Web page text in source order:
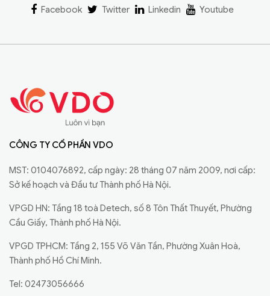
Facebook Twitter Linkedin Youtube
CÔNG TY CỔ PHẦN VDO
MST: 0104076892, cấp ngày: 28 tháng 07 năm 2009, nơi cấp:
Sở kế hoạch và Đầu tư Thành phố Hà Nội.
VPGD HN: Tầng 18 toà Detech, số 8 Tôn Thất Thuyết, Phường
Cầu Giấy, Thành phố Hà Nội.
VPGD TPHCM: Tầng 2, 155 Võ Văn Tần, Phường Xuân Hoà,
Thành phố Hồ Chí Minh.
Tel: 02473056666